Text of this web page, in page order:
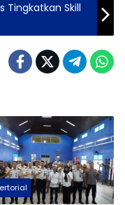
Tingkatkan Skill